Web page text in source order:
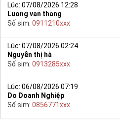
Lúc: 07/08/2026 12:28
Luong van thang
Số sim: 0911210xxx
Lúc: 07/08/2026 02:24
Nguyễn thị hà
Số sim: 0913285xxx
Lúc: 06/08/2026 07:19
Do Doanh Nghiệp
Số sim: 0856771xxx